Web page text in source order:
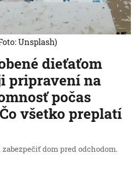
dieťaťom
pripravení na
počas
všetko preplatí
dom pred odchodom.
Unsplash)